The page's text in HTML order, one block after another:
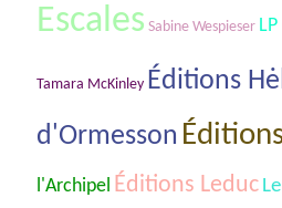
Escales Sabine Wespieser
Tamara McKinley Éditions
d'Ormesson
l'Archipel Éditions Leduc